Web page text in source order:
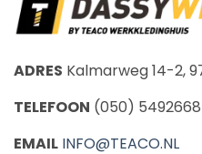
ADRES Kalmarweg 14-2,
TELEFOON (050) 5492668
EMAIL INFO@TEACO.NL